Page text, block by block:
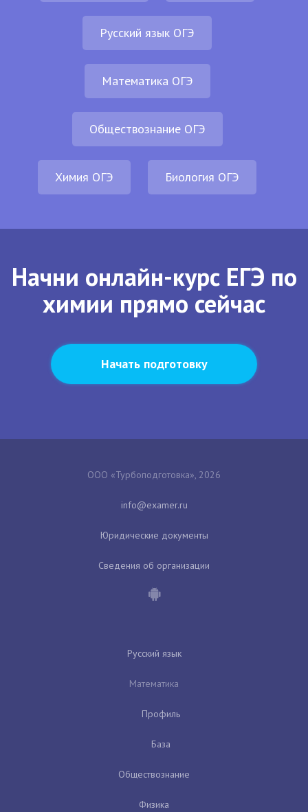
Русский язык ОГЭ
Математика ОГЭ
Обществознание ОГЭ
Химия ОГЭ Биология ОГЭ
Начни онлайн-курс ЕГЭ по
химии прямо сейчас
Начать подготовку
ООО «Турбоподготовка», 2026
Юридические документы
Сведения об организации
Русский язык
Математика
Профиль
База
Обществознание
Физика